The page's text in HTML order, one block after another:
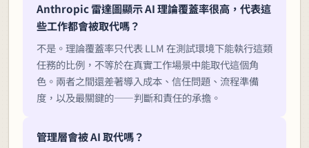
Anthropic 雷達圖顯示 AI 理論覆蓋率很高，代表這
些工作都會被取代嗎？
不是。理論覆蓋率只代表 LLM 在測試環境下能執行這類
任務的比例，不等於在真實工作場景中能取代這個角
色。兩者之間還差著導入成本、信任問題、流程準備
度，以及最關鍵的——判斷和責任的承擔。
管理層會被 AI 取代嗎？